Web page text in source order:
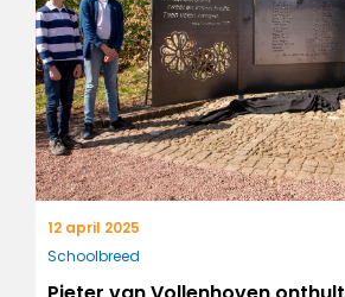
12 april 2025
Schoolbreed